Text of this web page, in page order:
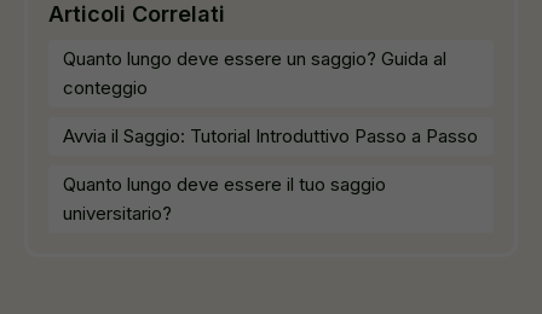
Articoli Correlati
Quanto lungo deve essere un saggio? Guida al
conteggio
Avvia il Saggio: Tutorial Introduttivo Passo a Passo
Quanto lungo deve essere il tuo saggio
universitario?